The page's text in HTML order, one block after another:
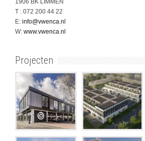
1906 BK LIMMEN
T : 072 200 44 22
E: info@vwenca.nl
W: www.vwenca.nl
Projecten